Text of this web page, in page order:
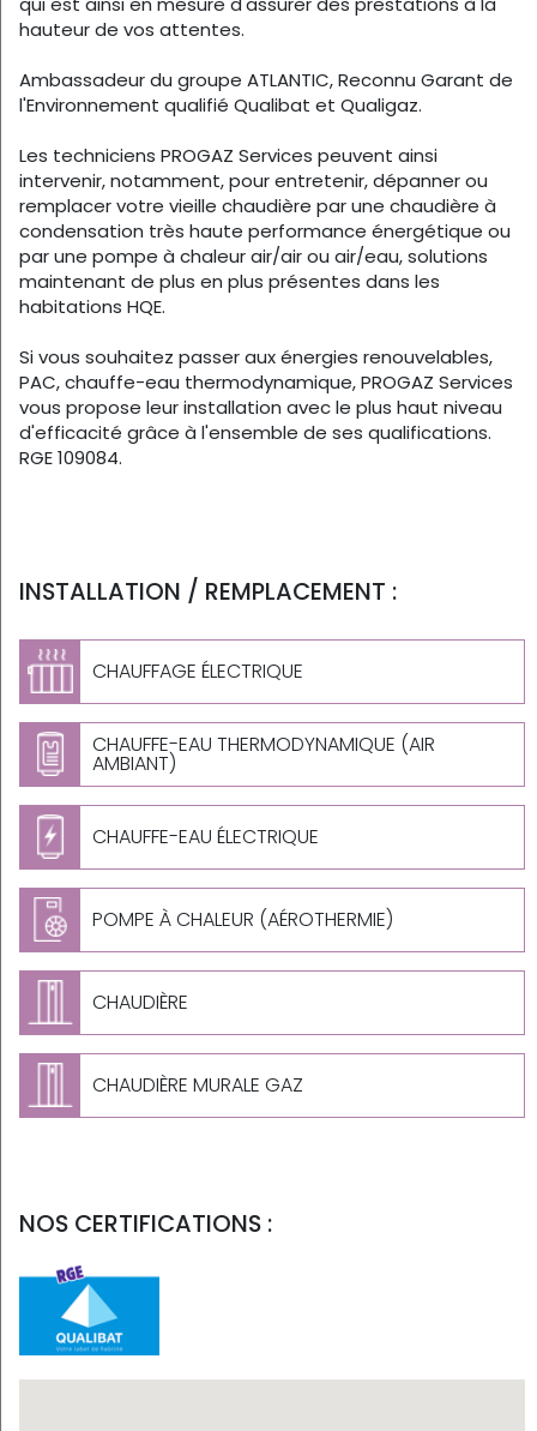
hauteur de vos attentes.
Ambassadeur du groupe ATLANTIC, Reconnu Garant de
l'Environnement qualifié Qualibat et Qualigaz.
Les techniciens PROGAZ Services peuvent ainsi
intervenir, notamment, pour entretenir, dépanner ou
remplacer votre vieille chaudière par une chaudière à
condensation très haute performance énergétique ou
par une pompe à chaleur air/air ou air/eau, solutions
maintenant de plus en plus présentes dans les
habitations HQE.
Si vous souhaitez passer aux énergies renouvelables,
PAC, chauffe-eau thermodynamique, PROGAZ Services
vous propose leur installation avec le plus haut niveau
d'efficacité grâce à l'ensemble de ses qualifications.
RGE 109084.
INSTALLATION / REMPLACEMENT :
CHAUFFAGE ÉLECTRIQUE
CHAUFFE-EAU THERMODYNAMIQUE (AIR
AMBIANT)
CHAUFFE-EAU ÉLECTRIQUE
POMPE À CHALEUR (AÉROTHERMIE)
CHAUDIÈRE
CHAUDIÈRE MURALE GAZ
NOS CERTIFICATIONS :